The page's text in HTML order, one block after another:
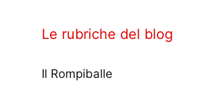
Le rubriche del blog
Il Rompiballe